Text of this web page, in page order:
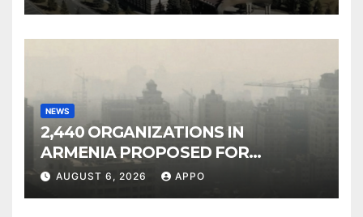
NEWS
2,440 ORGANIZATIONS IN
ARMENIA PROPOSED FOR
INCLUSION IN LIST OF AIR
AUGUST 6, 2026 APPO